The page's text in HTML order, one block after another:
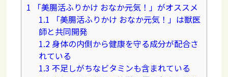
1 「美腸活ふりかけ おなか元気！」がオススメ
1.1 「美腸活ふりかけ おなか元気！」は獣医
師と共同開発
1.2身体の内側から健康を守る成分が配合さ
れている
1.3 不足しがちなビタミンも含まれている